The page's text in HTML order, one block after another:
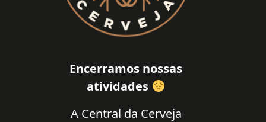
Encerramos nossas
atividades
A Central da Cerveja